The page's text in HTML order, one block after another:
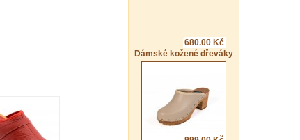
680.00 Kč
Dámské kožené dřeváky